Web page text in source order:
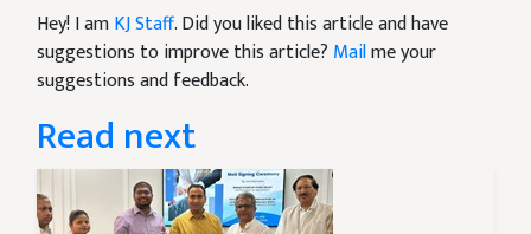
Hey! I amKJ Staff. Did you liked this article and have
suggestions to improve this article? Mailme your
suggestions and feedback.
Read next